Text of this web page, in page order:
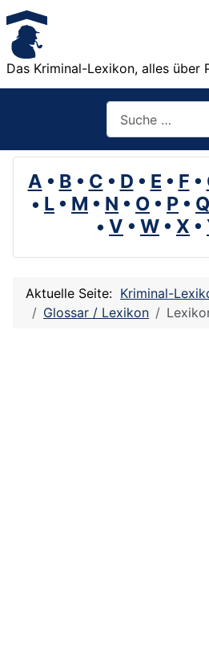
Das Kriminal-Lexikon, alles über
A • B • C • D • E • F •
• L • M • N • O • P • Q
• V • W • X •
Aktuelle Seite: Kriminal-
Glossar / Lexikon